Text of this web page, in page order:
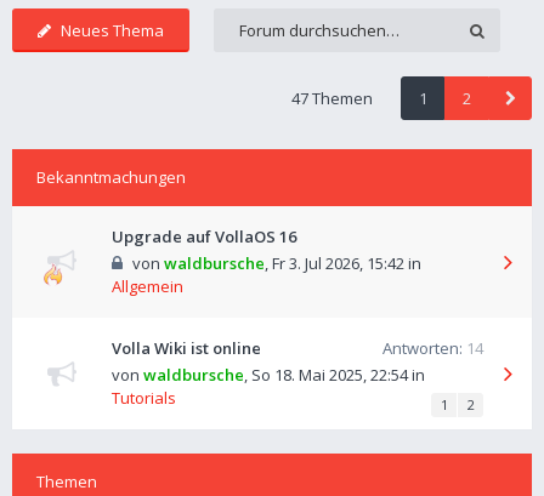
Neues Thema
47 Themen 1 2
Bekanntmachungen
Upgrade auf VollaOS 16
von waldbursche,Fr 3. Jul 2026, 15:42in
Allgemein
Volla Wiki ist online Antworten: 14
von waldbursche, So 18. Mai 2025, 22:54in
Tutorials
1 2
Themen